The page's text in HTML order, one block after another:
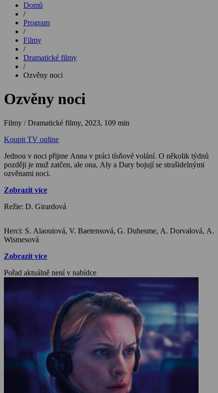
Domů
/
Program
/
Filmy
/
Dramatické filmy
/
Ozvěny noci
Ozvěny noci
Filmy / Dramatické filmy, 2023, 109 min
Koupit TV online
Jednou v noci přijme Anna v práci tísňové volání. O několik týdnů
později je muž zatčen, ale ona, Aly a Dary bojují se strašidelnými
ozvěnami noci.
Zobrazit více
Režie: D. Girardová
Herci: S. Alaouiová, V. Baetensová, G. Duhesme, A. Dorvalová, A.
Wismesová
Zobrazit více
Pořad aktuálně není v nabídce